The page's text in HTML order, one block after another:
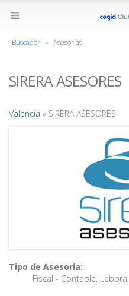
Buscador » Asesorías
SIRERA ASESORES
Valencia » SIRERA ASESORES
Tipo de Asesoría:
Fiscal - Contable, Laboral